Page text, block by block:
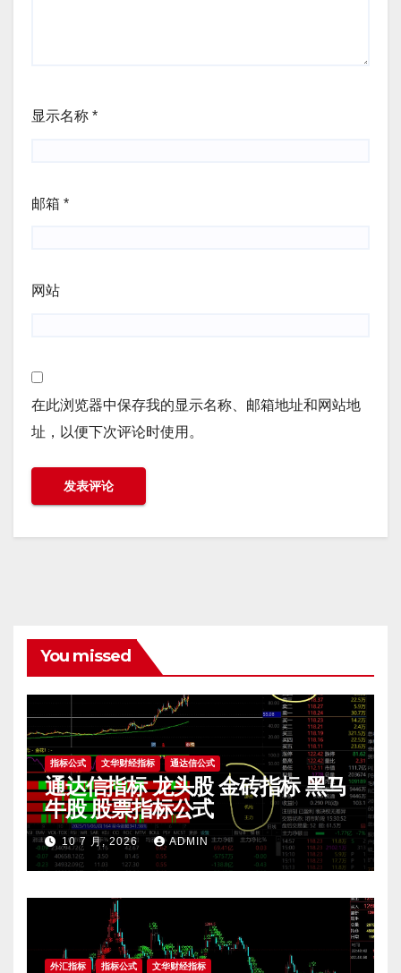
显示名称 *
邮箱 *
网站
在此浏览器中保存我的显示名称、邮箱地址和网站地
址，以便下次评论时使用。
You missed
指标公式 文华财经指标 通达信公式
通达信指标 龙头股 金砖指标 黑马
牛股 股票指标公式
10 7 月, 2026 ADMIN
外汇指标 指标公式 文华财经指标